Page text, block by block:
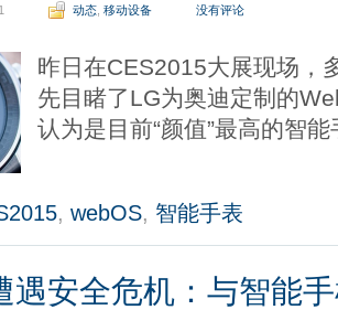
动态 移动设备 没有评论
昨日在CES2015大展现场，
先目睹了LG为奥迪定制的
认为是目前“颜值”最高的智
, webOS, 智能手表
遇安全危机：与智能